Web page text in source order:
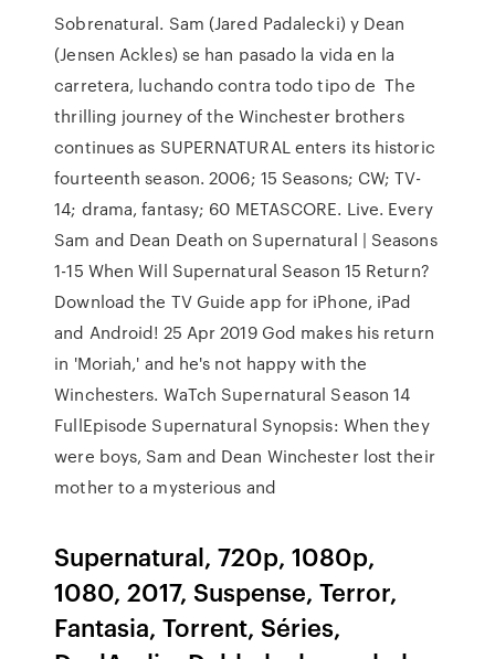
Sobrenatural. Sam (Jared Padalecki) y Dean
(Jensen Ackles) se han pasado la vida en la
carretera, luchando contra todo tipo de The
thrilling journey of the Winchester brothers
continues as SUPERNATURAL enters its historic
fourteenth season. 2006; 15 Seasons; CW; TV-
14; drama, fantasy; 60 METASCORE. Live. Every
Sam and Dean Death on Supernatural | Seasons
1-15 When Will Supernatural Season 15 Return?
Download the TV Guide app for iPhone, iPad
and Android! 25 Apr 2019 God makes his return
in 'Moriah,' and he's not happy with the
Winchesters. WaTch Supernatural Season 14
FullEpisode Supernatural Synopsis: When they
were boys, Sam and Dean Winchester lost their
mother to a mysterious and
Supernatural, 720p, 1080p,
1080, 2017, Suspense, Terror,
Fantasia, Torrent, Séries,